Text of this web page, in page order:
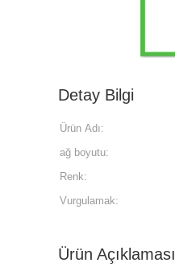
Detay Bilgi
Ürün Adı:
ağ boyutu:
Renk:
Vurgulamak:
Ürün Açıklaması